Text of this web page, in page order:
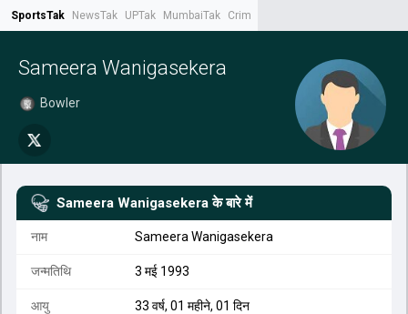
SportsTak NewsTak UPTak MumbaiTak CrimeTak
Sameera Wanigasekera
Bowler
Sameera Wanigasekera के बारे में
नाम Sameera Wanigasekera
जन्मतिथि 3 मई 1993
आयु 33 वर्ष, 01 महीने, 01 दिन